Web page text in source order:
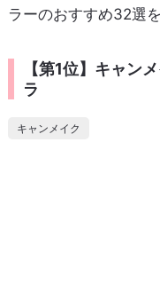
ラーのおすすめ32選
【第1位】キャン
ラ
キャンメイク